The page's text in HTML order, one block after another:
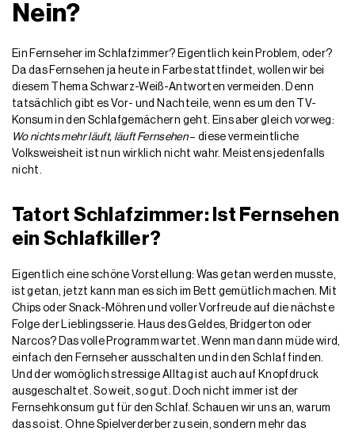
Nein?
Ein Fernseher im Schlafzimmer? Eigentlich kein Problem, oder?
Da das Fernsehen ja heute in Farbe stattfindet, wollen wir bei
diesem Thema Schwarz-Weiß-Antworten vermeiden. Denn
tatsächlich gibt es Vor- und Nachteile, wenn es um den TV-
Konsum in den Schlafgemächern geht. Eins aber gleich vorweg:
Wo nichts mehr läuft, läuft Fernsehen– diese vermeintliche
Volksweisheit ist nun wirklich nicht wahr. Meistens jedenfalls
nicht.
Tatort Schlafzimmer: Ist Fernsehen
ein Schlafkiller?
Eigentlich eine schöne Vorstellung: Was getan werden musste,
ist getan, jetzt kann man es sich im Bett gemütlich machen. Mit
Chips oder Snack-Möhren und voller Vorfreude auf die nächste
Folge der Lieblingsserie. Haus des Geldes, Bridgerton oder
Narcos? Das volle Programm wartet. Wenn man dann müde wird,
einfach den Fernseher ausschalten und in den Schlaf finden.
Und der womöglich stressige Alltag ist auch auf Knopfdruck
ausgeschaltet. So weit, so gut. Doch nicht immer ist der
Fernsehkonsum gut für den Schlaf. Schauen wir uns an, warum
das so ist. Ohne Spielverderber zu sein, sondern mehr das